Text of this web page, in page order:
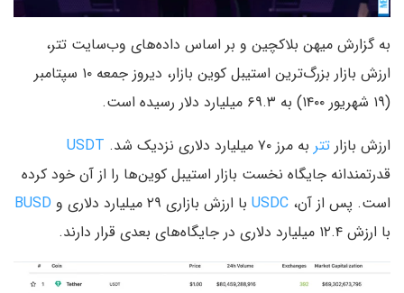
به گزارش میهن بلاکچین و بر اساس داده‌های وب‌سایت تتر،
ارزش بازار بزرگ‌ترین استیبل کوین بازار، دیروز جمعه ۱۰ سپتامبر
(۱۹ شهریور ۱۴۰۰) به ۶۹.۳ میلیارد دلار رسیده است.
ارزش بازار تتر به مرز ۷۰ میلیارد دلاری نزدیک شد.
USDT
قدرتمندانه جایگاه نخست بازار استیبل کوین‌ها را از آن خود کرده
است. پس از آن، USDC با ارزش بازاری ۲۹ میلیارد دلاری و
BUSD
با ارزش ۱۲.۴ میلیارد دلاری در جایگاه‌های بعدی قرار دارند.